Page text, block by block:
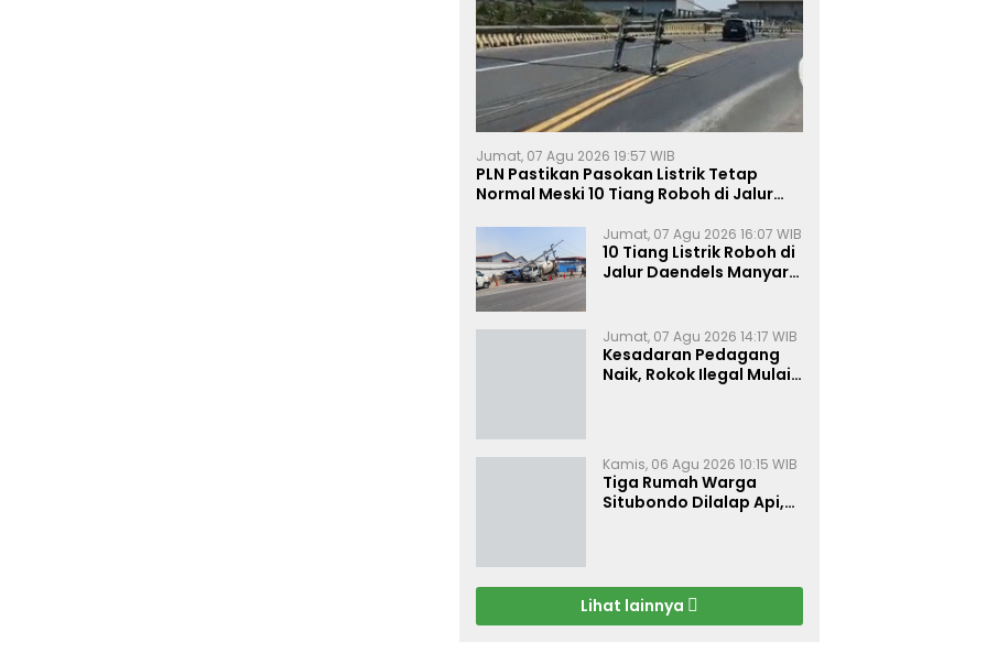
Jumat, 07 Agu 2026 19:57 WIB
PLN Pastikan Pasokan Listrik Tetap
Normal Meski 10 Tiang Roboh di Jalur
Jumat, 07 Agu 2026 16:07 WIB
10 Tiang Listrik Roboh di
Jalur Daendels Manyar
Jumat, 07 Agu 2026 14:17 WIB
Kesadaran Pedagang
Naik, Rokok Ilegal Mulai
Kamis, 06 Agu 2026 10:15 WIB
Tiga Rumah Warga
Situbondo Dilalap Api,
Lihat lainnya